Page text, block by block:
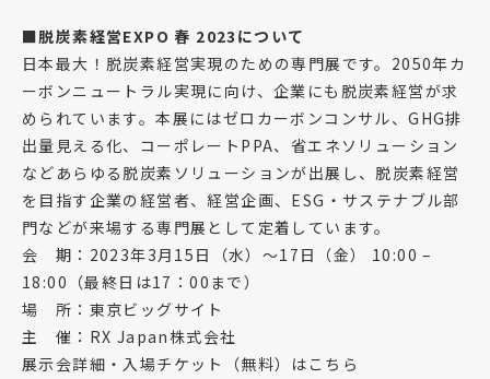
■脱炭素経営EXPO 春 2023について
日本最大！脱炭素経営実現のための専門展です。2050年カ
ーボンニュートラル実現に向け、企業にも脱炭素経営が求
められています。本展にはゼロカーボンコンサル、GHG排
出量見える化、コーポレートPPA、省エネソリューション
などあらゆる脱炭素ソリューションが出展し、脱炭素経営
を目指す企業の経営者、経営企画、ESG・サステナブル部
門などが来場する専門展として定着しています。
会 期：2023年3月15日（水）～17日（金） 10:00 –
18:00（最終日は17：00まで）
場 所：東京ビッグサイト
主 催：RX Japan株式会社
展示会詳細・入場チケット（無料）はこちら